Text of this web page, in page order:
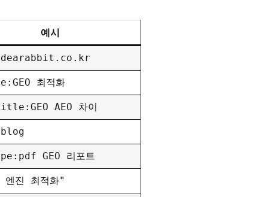
예시
최적화
AEO 차이
GEO 리포트
엔진 최적화"